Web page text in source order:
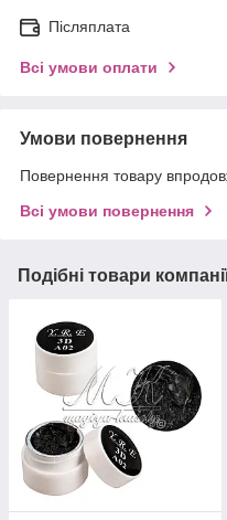
Післяплата
Всі умови оплати
Умови повернення
Повернення товару
Всі умови повернення
Подібні товари